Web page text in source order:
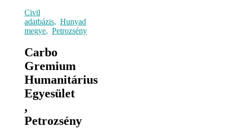
Civil
adatbázis, Hunyad
megye, Petrozsény
Carbo
Gremium
Humanitárius
Egyesület
,
Petrozsény